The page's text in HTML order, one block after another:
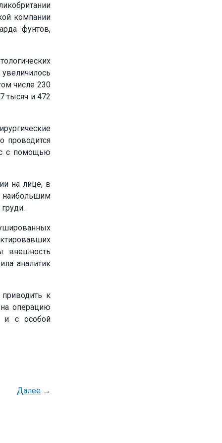
компании
фунтов,
числе 230
тысяч и 472
проводится
с помощью
на лице, в
наибольшим
внешность
аналитик
к
операцию
и с особой
Далее→